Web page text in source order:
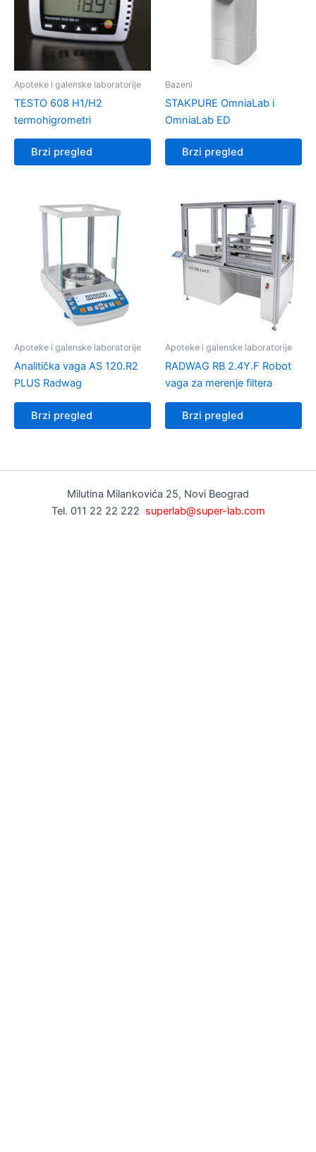
Apoteke i galenske laboratorije
TESTO 608 H1/H2
termohigrometri
Brzi pregled
Bazeni
STAKPURE OmniaLab i
OmniaLab ED
Brzi pregled
Apoteke i galenske laboratorije
Analitička vaga AS 120.R2
PLUS Radwag
Brzi pregled
Apoteke i galenske laboratorije
RADWAG RB 2.4Y.F Robot
vaga za merenje filtera
Brzi pregled
Milutina Milankovića 25, Novi Beograd
Tel. 011 22 22 222 superlab@super-lab.com